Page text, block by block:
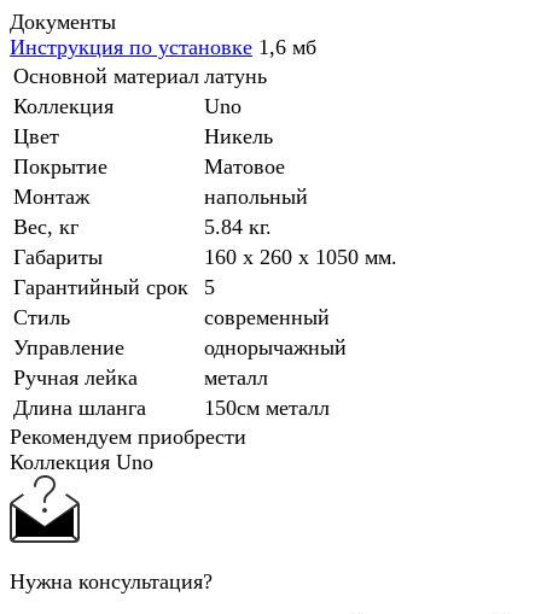
Документы
Инструкция по установке 1,6 мб
Основной материал латунь
Коллекция
Uno
Цвет
Никель
Покрытие
Матовое
Монтаж
напольный
Вес, кг
5.84 кг.
Габариты
160 x 260 x 1050 мм.
Гарантийный срок
5
Стиль
современный
Управление
однорычажный
Ручная лейка
металл
Длина шланга
150см металл
Рекомендуем приобрести
Коллекция Uno
Нужна консультация?